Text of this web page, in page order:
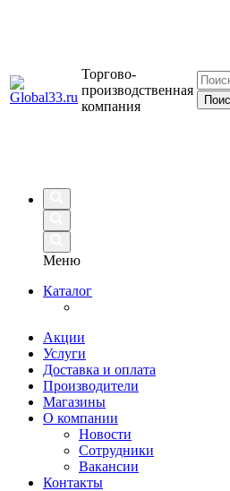
Торгово-
производственная
компания
Меню
Каталог
Акции
Услуги
Доставка и оплата
Производители
Магазины
О компании
Новости
Сотрудники
Вакансии
Контакты